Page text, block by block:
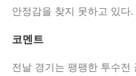
안정감을 찾지 못하고 있다.
코멘트
전날 경기는 팽팽한 투수전